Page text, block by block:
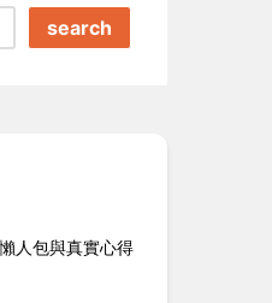
search
人包與真實心得